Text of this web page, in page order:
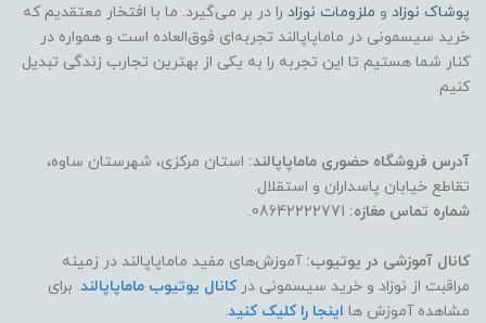
پوشاک نوزاد و ملزومات نوزاد را در بر می‌گیرد. ما با افتخار معتقدیم که
خرید سیسمونی در ماماپاپالند تجربه‌ای فوق‌العاده است و همواره در
کنار شما هستیم تا این تجربه را به یکی از بهترین تجارب زندگی تبدیل
کنیم.
آدرس فروشگاه حضوری ماماپاپالند: استان مرکزی، شهرستان ساوه،
تقاطع خیابان پاسداران و استقلال.
شماره تماس مغازه:
کانال آموزشی در یوتیوب: آموزش‌های مفید ماماپاپالند در زمینه
مراقبت از نوزاد و خرید سیسمونی درکانال یوتیوب ماماپاپالند. برای
مشاهده آموزش ها اینجا را کلیک کنید.